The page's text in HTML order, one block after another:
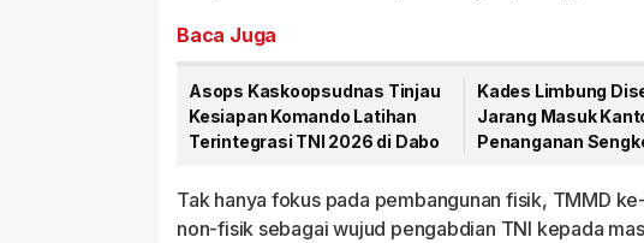
Baca Juga
Asops Kaskoopsudnas Tinjau
Kesiapan Komando Latihan
Terintegrasi TNI 2026 di Dabo
Kades Limbung
Jarang Masuk
Penanganan
Tak hanya fokus pada pembangunan fisik, TMMD
non-fisik sebagai wujud pengabdian TNI kepada